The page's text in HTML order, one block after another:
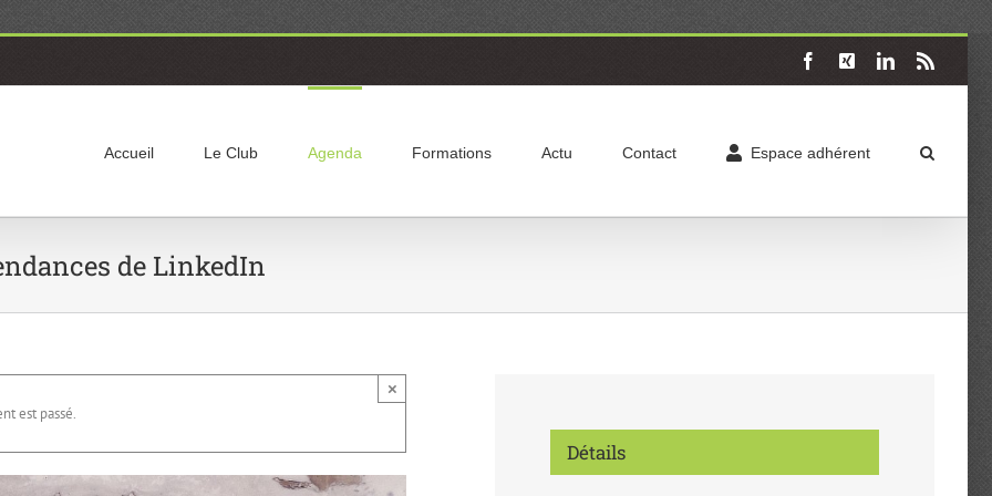
Facebook
X LinkedIn
Accueil Le Club Agenda Formations Actu Contact Espace adhérent
de LinkedIn
est passé.
×
Détails